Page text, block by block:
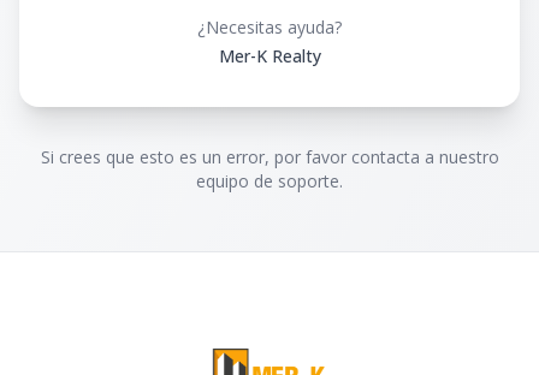
¿Necesitas ayuda?
Mer-K Realty
Si crees que esto es un error, por favor contacta a nuestro
equipo de soporte.